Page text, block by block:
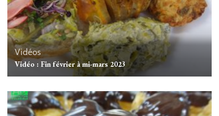
Vidéos
Vidéo : Fin février à mi-mars 2023